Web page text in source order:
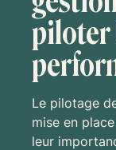
piloter
Le pilotage
mise en
leur